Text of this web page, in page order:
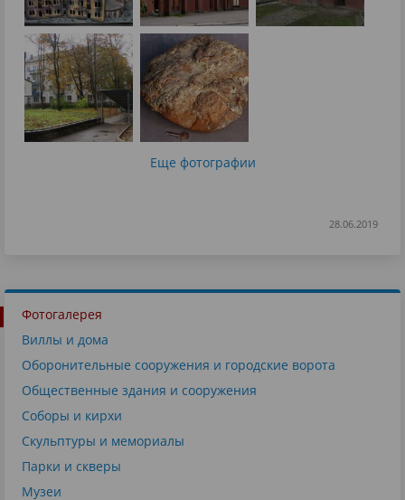
Еще фотографии
28.06.2019
Фотогалерея
Виллы и дома
Оборонительные сооружения и городские ворота
Общественные здания и сооружения
Соборы и кирхи
Скульптуры и мемориалы
Парки и скверы
Музеи